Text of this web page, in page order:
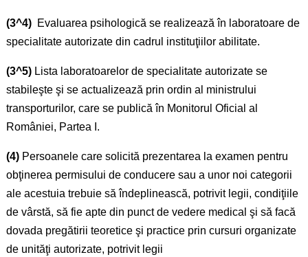
(3^4)Evaluarea psihologică se realizează în laboratoare de
specialitate autorizate din cadrul instituţiilor abilitate.
(3^5)Lista laboratoarelor de specialitate autorizate se
stabileşte şi se actualizează prin ordin al ministrului
transporturilor, care se publică în Monitorul Oficial al
României, Partea I.
(4)Persoanele care solicită prezentarea la examen pentru
obţinerea permisului de conducere sau a unor noi categorii
ale acestuia trebuie să îndeplinească, potrivit legii, condiţiile
de vârstă, să fie apte din punct de vedere medical şi să facă
dovada pregătirii teoretice şi practice prin cursuri organizate
de unităţi autorizate, potrivit legii